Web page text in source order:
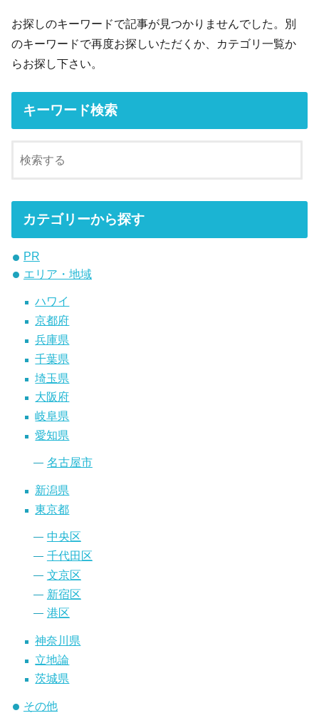
お探しのキーワードで記事が見つかりませんでした。別
のキーワードで再度お探しいただくか、カテゴリ一覧か
らお探し下さい。
キーワード検索
カテゴリーから探す
PR
エリア・地域
ハワイ
京都府
兵庫県
千葉県
埼玉県
大阪府
岐阜県
愛知県
名古屋市
新潟県
東京都
中央区
千代田区
文京区
新宿区
港区
神奈川県
立地論
茨城県
その他